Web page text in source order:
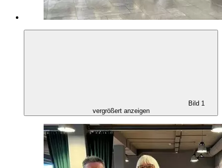
Bild 1
vergrößert anzeigen